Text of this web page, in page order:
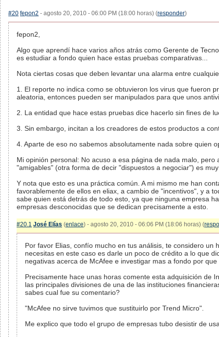
#20 fepon2 - agosto 20, 2010 - 06:00 PM (18:00 horas) (responder)
fepon2,
Algo que aprendí hace varios años atrás como Gerente de
es estudiar a fondo quien hace estas pruebas comparativas...
Nota ciertas cosas que deben levantar una alarma entre
1. El reporte no indica como se obtuvieron los virus que fueron
aleatoria, entonces pueden ser manipulados para que unos
2. La entidad que hace estas pruebas dice hacerlo sin fines de
3. Sin embargo, incitan a los creadores de estos productos a
4. Aparte de eso no sabemos absolutamente nada sobre quien
Mi opinión personal: No acuso a esa página de nada malo,
"amigables" (otra forma de decir "dispuestos a negociar") es
Y nota que esto es una práctica común. A mi mismo me han
favorablemente de ellos en eliax, a cambio de "incentivos", y a
sabe quien está detrás de todo esto, ya que ninguna empresa
empresas desconocidas que se dedican precisamente a esto.
#20.1 José Elías (enlace) - agosto 20, 2010 - 06:06 PM (18:06 horas) (
Por favor Elias, confío mucho en tus análisis, te considero un
necesitas en este caso es darle un poco de crédito a lo que
negativas acerca de McAfee e investigar mas a fondo por
Precisamente hace unas horas comente esta adquisición de
las principales divisiones de una de las instituciones
sabes cual fue su comentario?
"McAfee no sirve tuvimos que sustituirlo por Trend Micro".
Me explico que todo el grupo de empresas tubo desistir de